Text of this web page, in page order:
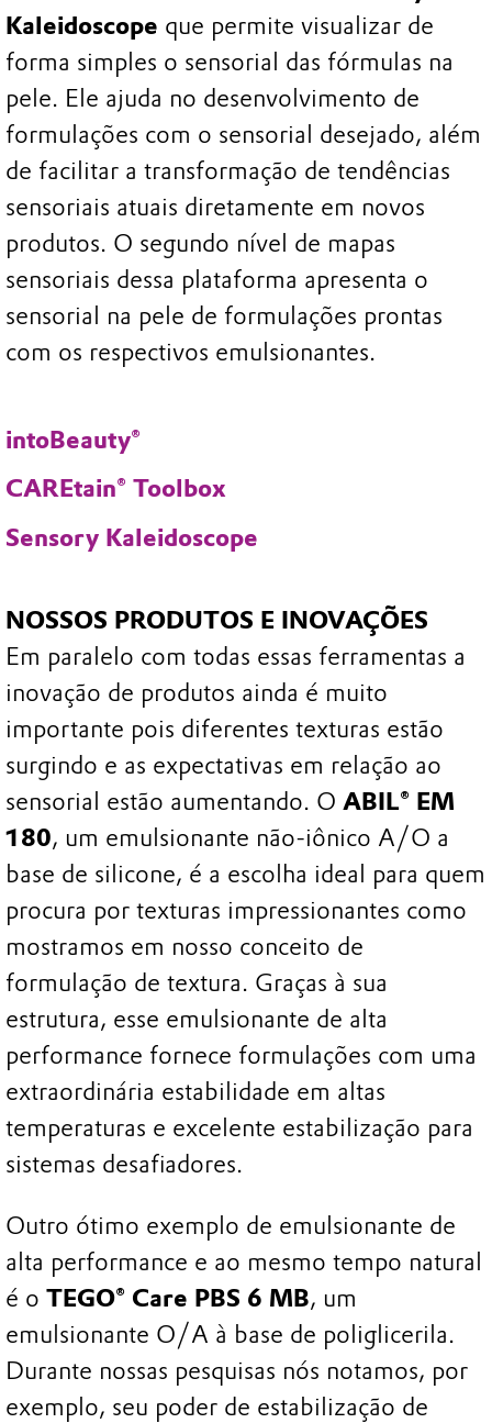
Kaleidoscope que permite visualizar de
forma simples o sensorial das fórmulas na
pele. Ele ajuda no desenvolvimento de
formulações com o sensorial desejado, além
de facilitar a transformação de tendências
sensoriais atuais diretamente em novos
produtos. O segundo nível de mapas
sensoriais dessa plataforma apresenta o
sensorial na pele de formulações prontas
com os respectivos emulsionantes.
intoBeauty®
CAREtain® Toolbox
Sensory Kaleidoscope
NOSSOS PRODUTOS E INOVAÇÕES
Em paralelo com todas essas ferramentas a
inovação de produtos ainda é muito
importante pois diferentes texturas estão
surgindo e as expectativas em relação ao
sensorial estão aumentando. O ABIL® EM
180, um emulsionante não-iônico A/O a
base de silicone, é a escolha ideal para quem
procura por texturas impressionantes como
mostramos em nosso conceito de
formulação de textura. Graças à sua
estrutura, esse emulsionante de alta
performance fornece formulações com uma
extraordinária estabilidade em altas
temperaturas e excelente estabilização para
sistemas desafiadores.
Outro ótimo exemplo de emulsionante de
alta performance e ao mesmo tempo natural
é o TEGO® Care PBS 6 MB, um
emulsionante O/A à base de poliglicerila.
Durante nossas pesquisas nós notamos, por
exemplo, seu poder de estabilização de